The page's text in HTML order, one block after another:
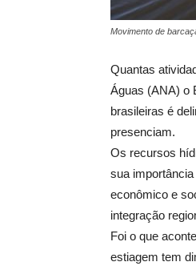
Movimento de
Quantas
Águas (ANA) o
brasileiras é
presenciam.
Os recursos
sua
econômico e
integração
Foi o que
estiagem tem